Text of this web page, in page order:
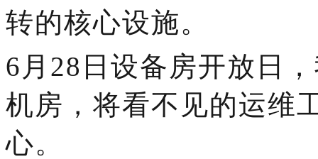
转的核心设施。
6月28日设备房开放日
机房，将看不见的运维
心。